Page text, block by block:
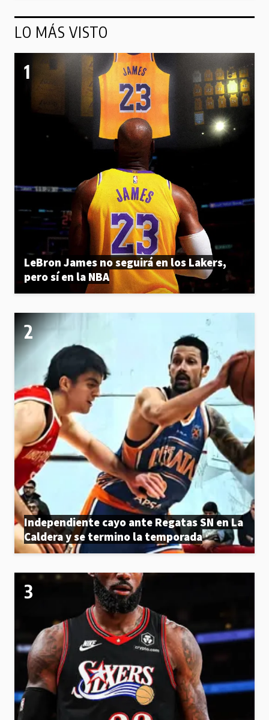
LO MÁS VISTO
LeBron James no seguirá en los Lakers,
pero sí en la NBA
Independiente cayo ante Regatas SN en La
Caldera y se termino la temporada